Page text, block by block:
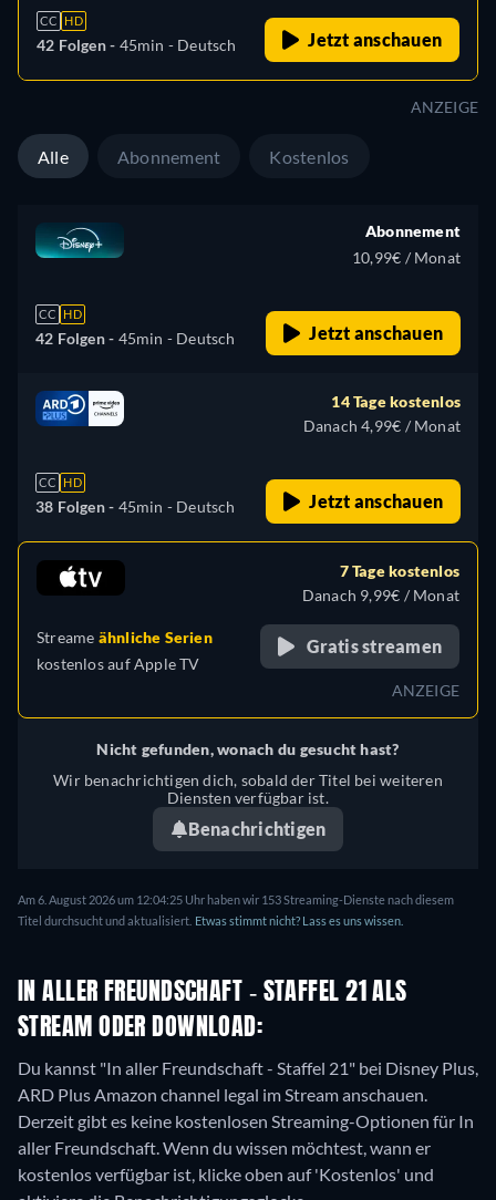
CC HD
42 Folgen - 45min - Deutsch Jetzt anschauen
ANZEIGE
Alle Abonnement Kostenlos
CC HD
42 Folgen - 45min - Deutsch
Abonnement
10,99€ / Monat
Jetzt anschauen
CC HD
38 Folgen - 45min - Deutsch
14 Tage kostenlos
Danach 4,99€ / Monat
Jetzt anschauen
Streame ähnliche Serien
kostenlos aufApple TV
7 Tage kostenlos
Danach 9,99€ / Monat
Gratis streamen
ANZEIGE
Nicht gefunden, wonach du gesucht hast?
Wir benachrichtigen dich, sobald der Titel bei weiteren
Diensten verfügbar ist.
Benachrichtigen
Am 6. August 2026 um 12:04:25 Uhr haben wir 153 Streaming-Dienste nach diesem
Titel durchsucht und aktualisiert. Etwas stimmt nicht? Lass es uns wissen.
IN ALLER FREUNDSCHAFT - STAFFEL 21 ALS
STREAM ODER DOWNLOAD:
Du kannst "In aller Freundschaft - Staffel 21" bei Disney Plus,
ARD Plus Amazon channel legal im Stream anschauen.
Derzeit gibt es keine kostenlosen Streaming-Optionen für In
aller Freundschaft. Wenn du wissen möchtest, wann er
kostenlos verfügbar ist, klicke oben auf 'Kostenlos' und